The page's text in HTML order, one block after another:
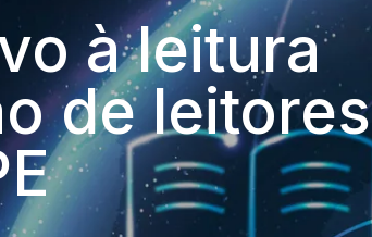
à leitura
de leitores